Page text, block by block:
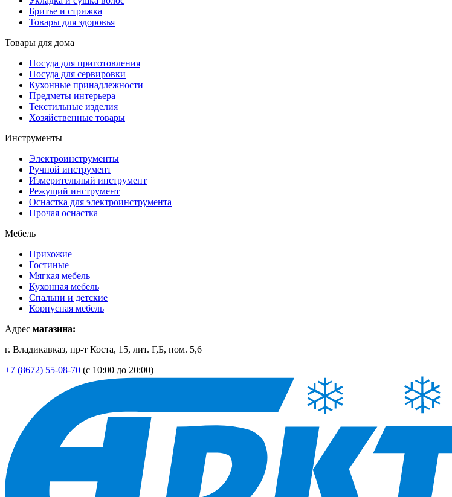
Бритье и стрижка
Товары для здоровья
Товары для дома
Посуда для приготовления
Посуда для сервировки
Кухонные принадлежности
Предметы интерьера
Текстильные изделия
Хозяйственные товары
Инструменты
Электроинструменты
Ручной инструмент
Измерительный инструмент
Режущий инструмент
Оснастка для электроинструмента
Прочая оснастка
Мебель
Прихожие
Гостиные
Мягкая мебель
Кухонная мебель
Спальни и детские
Корпусная мебель
Адрес магазина:
г. Владикавказ, пр-т Коста, 15, лит. Г,Б, пом. 5,6
+7 (8672) 55-08-70 (с 10:00 до 20:00)